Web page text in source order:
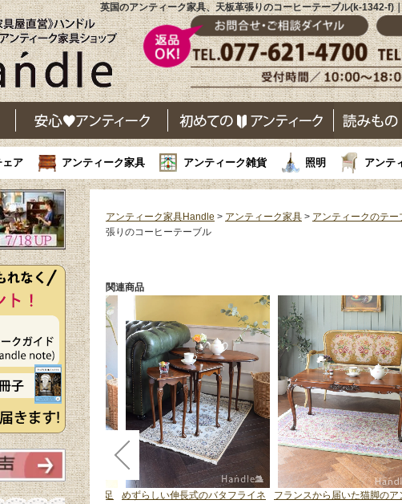
英国のアンティーク家具、天板革張りのコーヒーテーブル(k-1342-f)
ェア アンティーク家具 アンティーク雑貨 照明 アンテ
アンティーク家具Handle > アンティーク家具 > アンティークのテー
張りのコーヒーテーブル
関連商品
ールレッグが美しい猫足
めずらしい伸長式のバタフライネ
フランスから届いた猫脚のア